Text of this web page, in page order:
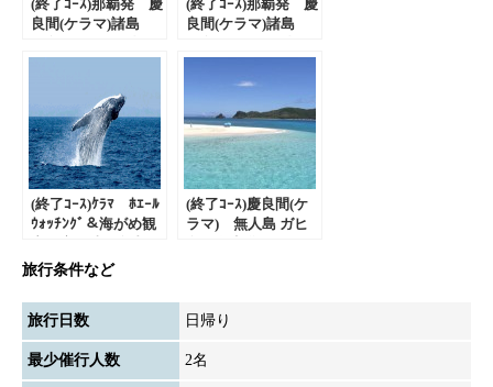
(終了ｺｰｽ)那覇発 慶
良間(ケラマ)諸島
(終了ｺｰｽ)那覇発 慶
良間(ケラマ)諸島
でｻﾝｺﾞ礁＆海がめｳｫ
ｯﾁﾝｸﾞ(4月～6月限
定)
(終了ｺｰｽ)ｹﾗﾏ ﾎｴｰﾙ
ｳｫｯﾁﾝｸﾞ＆海がめ観
光付！｜那覇発日帰
(終了ｺｰｽ)慶良間(ケ
ラマ) 無人島 ガヒ
旅行条件など
旅行日数 日帰り
最少催行人数 2名